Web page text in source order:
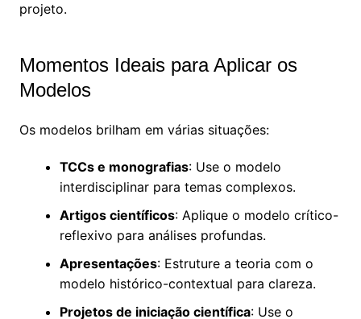
projeto.
Momentos Ideais para Aplicar os
Modelos
Os modelos brilham em várias situações:
TCCs e monografias: Use o modelo
interdisciplinar para temas complexos.
Artigos científicos: Aplique o modelo crítico-
reflexivo para análises profundas.
Apresentações: Estruture a teoria com o
modelo histórico-contextual para clareza.
Projetos de iniciação científica: Use o